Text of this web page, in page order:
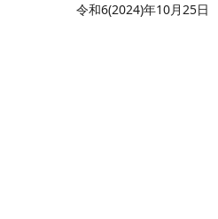
令和6(2024)年10月25日